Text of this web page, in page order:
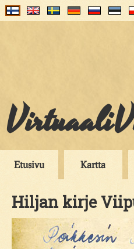
Etusivu Kartta
Hiljan kirje